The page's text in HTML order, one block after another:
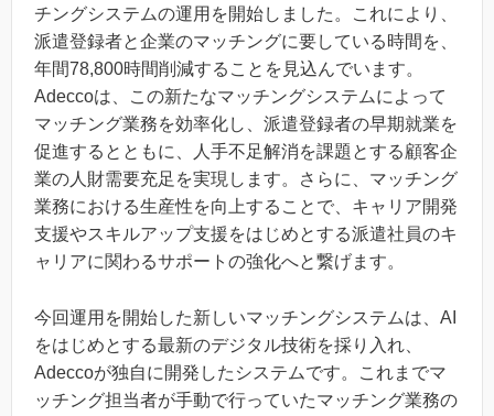
チングシステムの運用を開始しました。これにより、
派遣登録者と企業のマッチングに要している時間を、
年間78,800時間削減することを見込んでいます。
Adeccoは、この新たなマッチングシステムによって
マッチング業務を効率化し、派遣登録者の早期就業を
促進するとともに、人手不足解消を課題とする顧客企
業の人財需要充足を実現します。さらに、マッチング
業務における生産性を向上することで、キャリア開発
支援やスキルアップ支援をはじめとする派遣社員のキ
ャリアに関わるサポートの強化へと繋げます。
今回運用を開始した新しいマッチングシステムは、AI
をはじめとする最新のデジタル技術を採り入れ、
Adeccoが独自に開発したシステムです。これまでマ
ッチング担当者が手動で行っていたマッチング業務の